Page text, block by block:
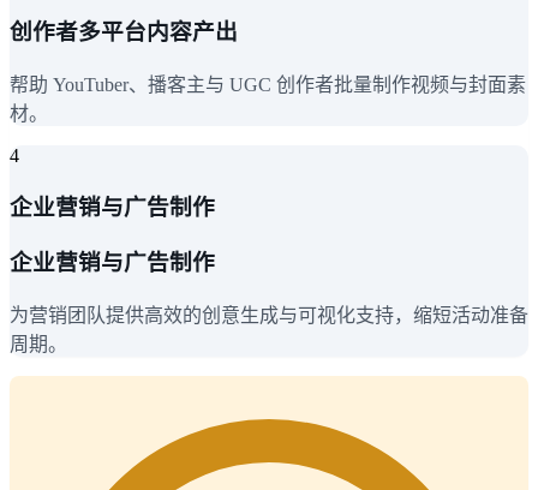
创作者多平台内容产出
帮助 YouTuber、播客主与 UGC 创作者批量制作视频与封面素
材。
4
企业营销与广告制作
企业营销与广告制作
为营销团队提供高效的创意生成与可视化支持，缩短活动准备
周期。